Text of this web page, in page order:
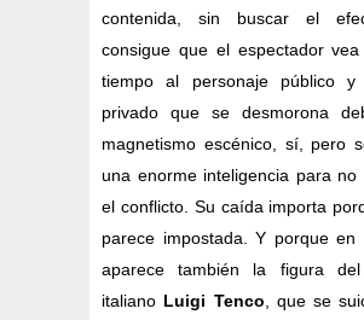
contenida, sin buscar el
consigue que el espectador
tiempo al personaje público
privado que se desmorona
magnetismo escénico, sí, pero
una enorme inteligencia para no
el conflicto. Su caída importa
parece impostada. Y porque en
aparece también la figura del
italiano Luigi Tenco, que se